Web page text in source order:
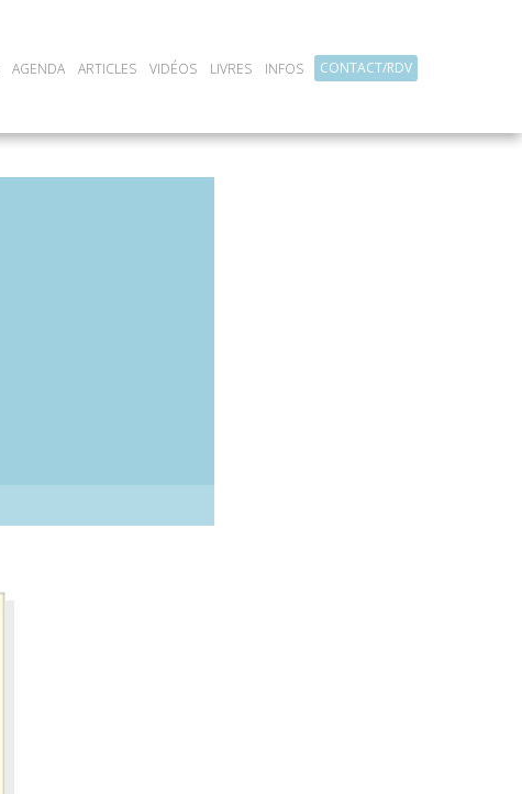
AGENDA ARTICLES VIDÉOS LIVRES INFOS CONTACT/RDV